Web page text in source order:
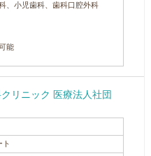
、小児歯科、歯科口腔外科
能
リニック 医療法人社団
ト